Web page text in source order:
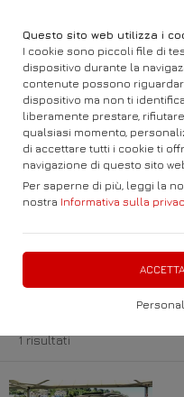
Questo sito web utilizza i
I cookie sono piccoli file di
dispositivo durante la
contenute possono
dispositivo ma non ti
liberamente prestare,
qualsiasi momento,
di accettare tutti i cookie ti
navigazione di questo sito
Per saperne di più, leggi la
nostra Informativa sulla
Home Auto e Fuoristrada
Visitando il nostro
1 risultati